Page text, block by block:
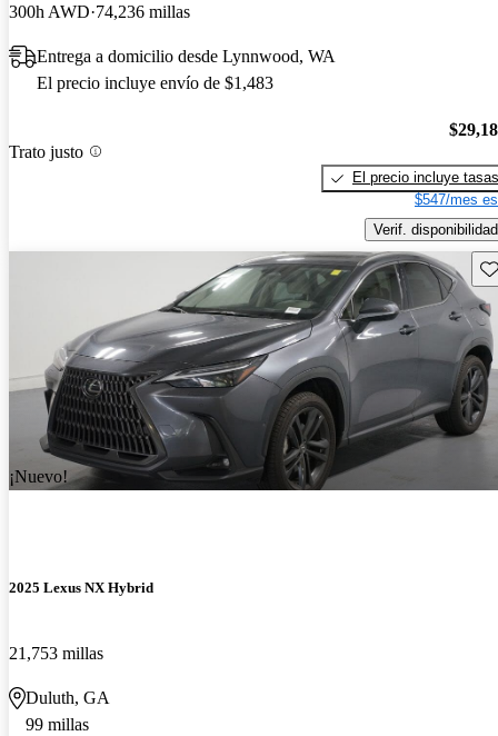
300h AWD 74,236 millas
Entrega a domicilio desde Lynnwood, WA
El precio incluye envío de $1,483
Trato justo
El precio incluye tasas
$547/mes
Verif. disponibilidad
¡Nuevo!
2025 Lexus NX Hybrid
21,753 millas
Duluth, GA
99 millas